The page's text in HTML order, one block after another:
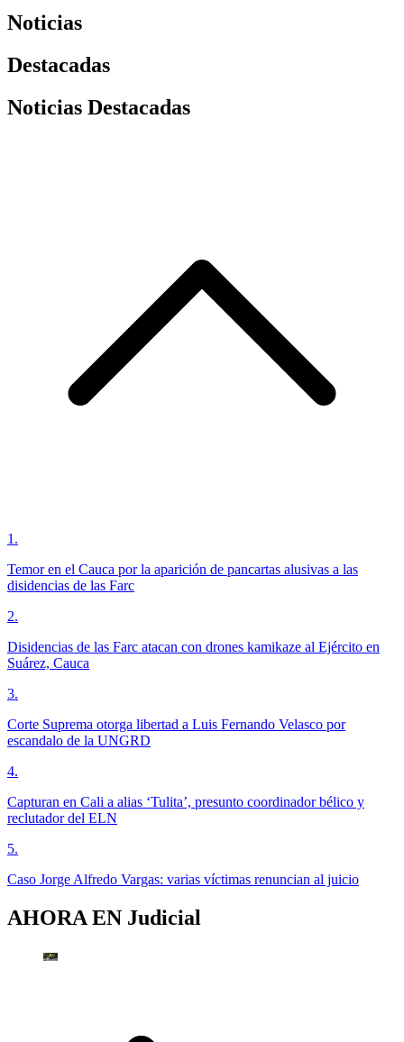
Noticias
Destacadas
Noticias Destacadas
1 .
Temor en el Cauca por la aparición de pancartas alusivas a las
disidencias de las Farc
2.
Disidencias de las Farc atacan con drones kamikaze al Ejército en
Suárez, Cauca
3.
Corte Suprema otorga libertad a Luis Fernando Velasco por
escandalo de la UNGRD
4.
Capturan en Cali a alias ‘Tulita’, presunto coordinador bélico y
reclutador del ELN
5.
Caso Jorge Alfredo Vargas: varias víctimas renuncian al juicio
AHORA EN Judicial